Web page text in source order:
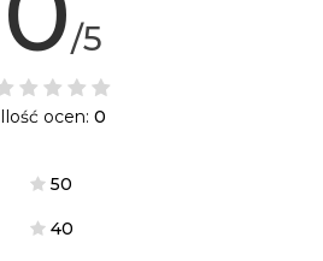
/5
Ilość ocen: 0
50
40